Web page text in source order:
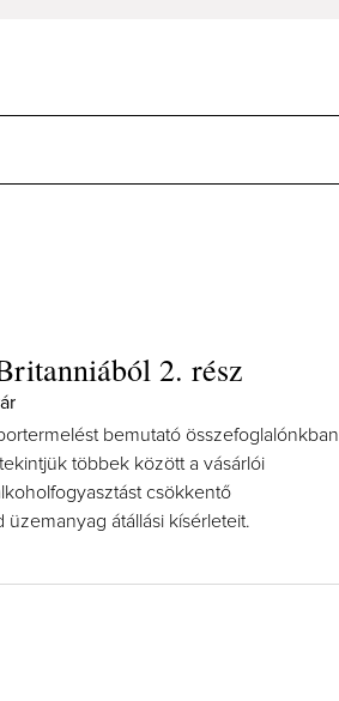
2. rész
bemutató összefoglalónkban
többek között a vásárlói
csökkentő
üzemanyag átállási kísérleteit.